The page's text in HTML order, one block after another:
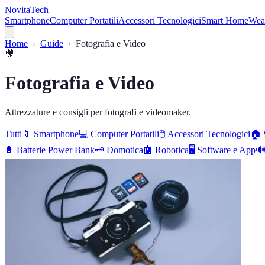
NovitaTech
SmartphoneComputer PortatiliAccessori TecnologiciSmart Home
Home Guide
Fotografia e Video
🎥
Fotografia e Video
Attrezzature e consigli per fotografi e videomaker.
Tutti 📱 Smartphone💻 Computer Portatili🖱️ Accessori Tecnologici🏠
🔋 Batterie Power Bank🗝️ Domotica🤖 Robotica🖥️ Software e App🔊